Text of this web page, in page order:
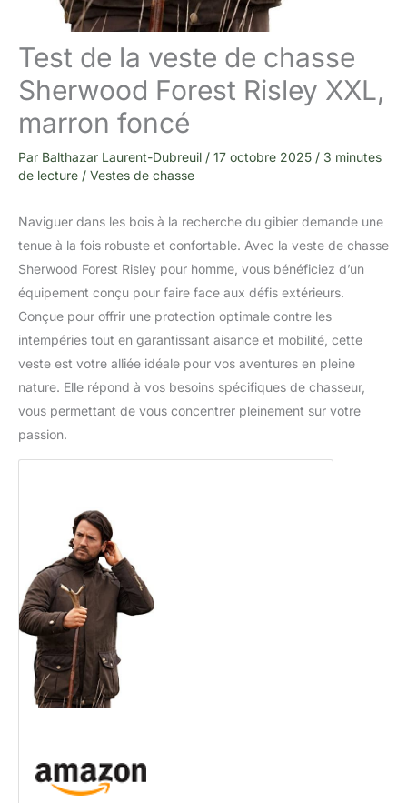
Test de la veste de chasse
Sherwood Forest Risley XXL,
marron foncé
Par Balthazar Laurent-Dubreuil / 17 octobre 2025 / 3 minutes
de lecture / Vestes de chasse
Naviguer dans les bois à la recherche du gibier demande une
tenue à la fois robuste et confortable. Avec la veste de chasse
Sherwood Forest Risley pour homme, vous bénéficiez d’un
équipement conçu pour faire face aux défis extérieurs.
Conçue pour offrir une protection optimale contre les
intempéries tout en garantissant aisance et mobilité, cette
veste est votre alliée idéale pour vos aventures en pleine
nature. Elle répond à vos besoins spécifiques de chasseur,
vous permettant de vous concentrer pleinement sur votre
passion.